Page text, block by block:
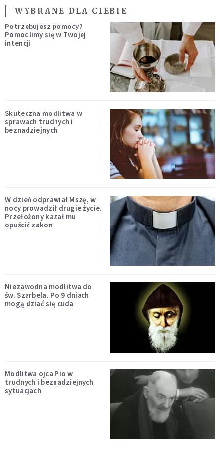
WYBRANE DLA CIEBIE
Potrzebujesz pomocy?
Pomodlimy się w Twojej
intencji
Skuteczna modlitwa w
sprawach trudnych i
beznadziejnych
W dzień odprawiał Mszę, w
nocy prowadził drugie życie.
Przełożony kazał mu
opuścić zakon
Niezawodna modlitwa do
św. Szarbela. Po 9 dniach
mogą dziać się cuda
Modlitwa ojca Pio w
trudnych i beznadziejnych
sytuacjach